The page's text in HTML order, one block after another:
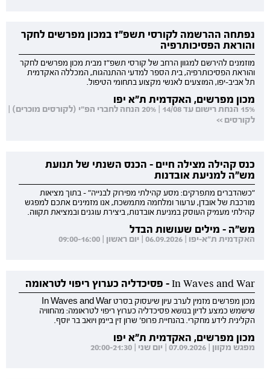
נפתחה ההרשמה לקורסי תשפ"ז במכון מפרשים לחקר
והוראת הפסיכותרפיה
מוזמנים להירשם למגוון הרחב של קורסי תשפ"ז מבית מכון מפרשים לחקר
והוראת הפסיכותרפיה, בית הספר למדעי ההתנהגות, המכללה האקדמית
תל אביב-יפו, המוצעים לאנשי מקצוע בתחומי הטיפול.
מכון מפרשים, האקדמית ת"א יפו
15% הנחת רישום עד 14/08 | 20% הנחה לחברי הפ"י (לקורסים מוכרים) |
לקורסים >>
כנס קהילה מצילה חיים - הכנס השנתי של תנועת
מש"ה למניעת אובדנות
"כשהדברים מתפרקים: מסע קהילתי מפירוק לבנייה" - בתוך מציאות
מורכבת של אובדן, ערעור ומלחמה מתמשכת, אנו מזמינים אתכם למפגש
קהילתי מעמיק העוסק במניעת אובדנות, ביצירת עוגנים ובמציאת תקווה.
מש"ה - מילים שעושות הבדל
האקדמית ת"א-יפו | 06.09.2026 | יום ראשון | 09:00-16:00
In Waves and War - פסיכדליה כערוץ ריפוי לטראומה
מכון מפרשים מזמין לערב עיון שיעסוק בסרט In Waves and War
שישמש כמצע לדיון בנושא פסיכדליה כערוץ ריפוי לטראומה: מהחוויה
הקלינית לידע מחקרי. בהנחיית פרופ' שרון זין ביימן ויואב בר יוסף.
מכון מפרשים, האקדמית ת"א יפו
מפגש מקוון | 07.09.2026 | יום שני | 20:00-21:30